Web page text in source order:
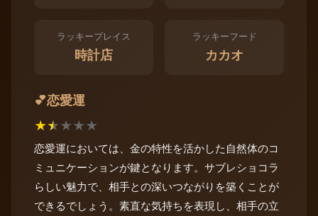
ラッキープレイス
時計店
ラッキーフード
カカオ
💕恋愛運
★★★★★
恋愛運においては、金の特性を活かした自然体のコ
ミュニケーションが鍵となります。サブレショコラ
らしい魅力で、相手との深いつながりを築くことが
できるでしょう。素直な気持ちを表現し、相手の立